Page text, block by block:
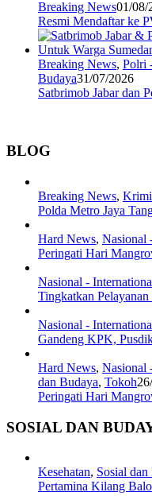
Breaking News01/08/
Resmi Mendaftar ke
Breaking News, Polri
Budaya31/07/2026
Satbrimob Jabar dan
BLOG
Breaking News,
Polda Metro Jaya
Hard News, Nasional
Peringati Hari
Nasional -
Tingkatkan
Nasional -
Gandeng KPK,
Hard News, Nasional
dan Budaya, Tokoh
Peringati Hari
SOSIAL DAN
Kesehatan, Sosial dan
Pertamina Kilang